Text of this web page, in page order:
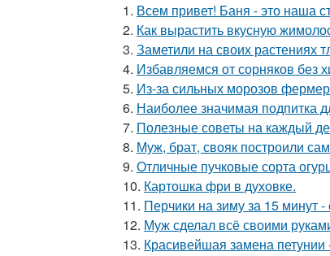
1. Всем привет! Баня - это наша
2. Как вырастить вкусную
3. Заметили на своих растениях
4. Избавляемся от сорняков без
5. Из-за сильных морозов
6. Наиболее значимая подпитка
7. Полезные советы на каждый
8. Муж, брат, свояк построили
9. Отличные пучковые сорта
10. Картошка фри в духовке.
11. Перчики на зиму за 15 минут -
12. Муж сделал всё своими
13. Красивейшая замена петунии